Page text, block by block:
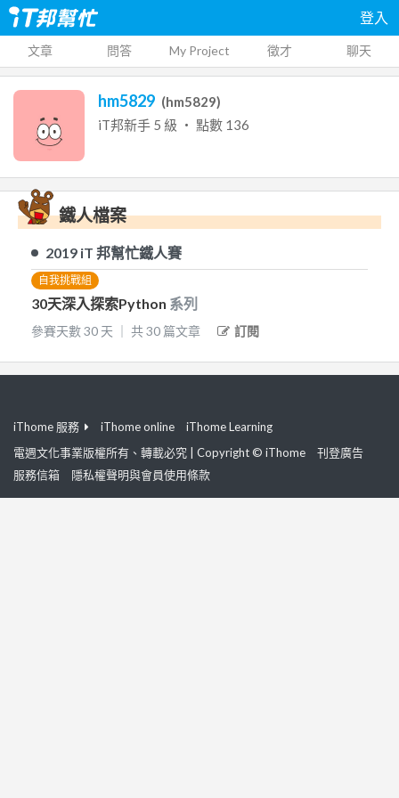
登入
文章 問答 My Project 徵才 聊天
hm5829 (hm5829)
iT邦新手 5 級 ‧ 點數 136
鐵人檔案
2019 iT 邦幫忙鐵人賽
自我挑戰組
30天深入探索Python 系列
參賽天數30 天 共30 篇文章 訂閱
iThome 服務 iThome online
iThome Learning
電週文化事業版權所有、轉載必究 | Copyright © iThome
刊登廣告
服務信箱
隱私權聲明與會員使用條款